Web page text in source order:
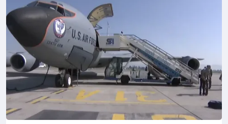
Снимка: бТВ